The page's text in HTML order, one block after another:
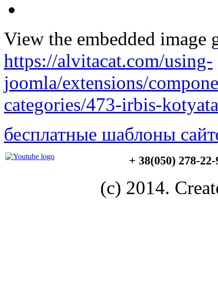
View the embedded image
https://alvitacat.com/using-
joomla/extensions/
categories/473-irbis-
бесплатные шаблоны
+ 38(050) 278-
(c) 2014.